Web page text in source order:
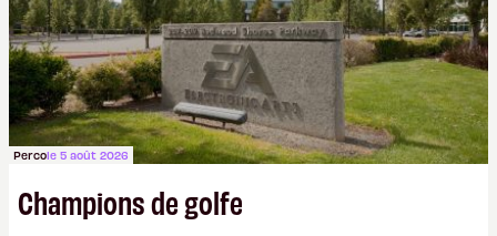
Percole 5 août 2026
Champions de golfe